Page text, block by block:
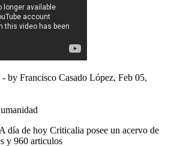
- by Francisco Casado López, Feb 05,
A día de hoy Criticalia posee un acervo de
y 960 articulos